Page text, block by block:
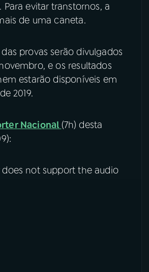
evitar transtornos, a
de uma caneta.
provas serão divulgados
e os resultados
estarão disponíveis em
2019.
Nacional (7h) desta
does not support the audio